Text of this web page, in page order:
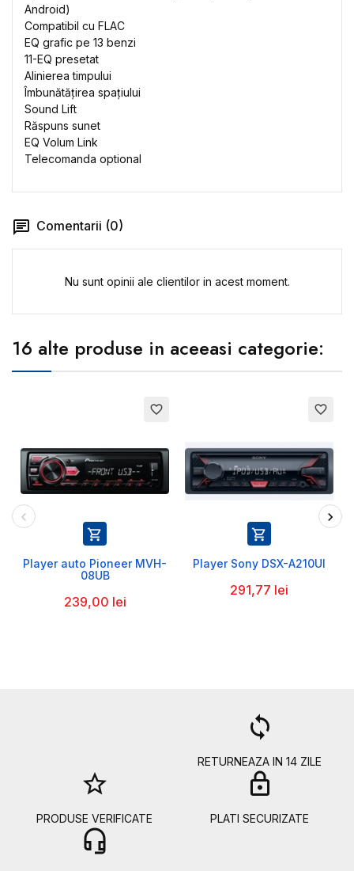
Android)
Compatibil cu FLAC
EQ grafic pe 13 benzi
11-EQ presetat
Alinierea timpului
Îmbunătățirea spațiului
Sound Lift
Răspuns sunet
EQ Volum Link
Telecomanda optional
Comentarii (0)
Nu sunt opinii ale clientilor in acest moment.
16 alte produse in aceeasi categorie:
favorite_border

Player auto Pioneer MVH-
08UB
239,00 lei
favorite_border

Player Sony DSX-A210UI
291,77 lei
loop
RETURNEAZA IN 14 ZILE
star_border
PRODUSE VERIFICATE
lock
PLATI SECURIZATE
headset_mic